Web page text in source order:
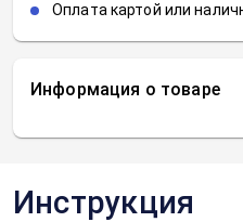
Информация о товаре
Оплата картой или
Инструкция